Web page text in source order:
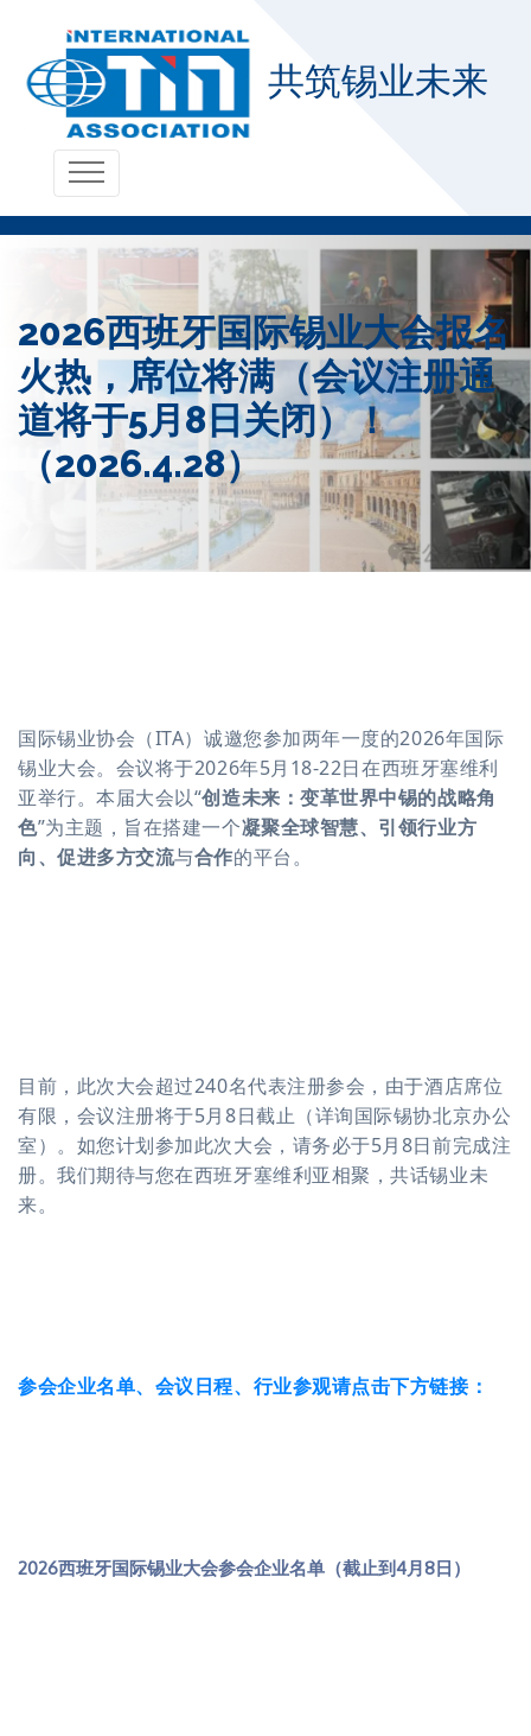
共筑锡业未来
2026西班牙国际锡业大会报名
火热，席位将满（会议注册通
道将于5月8日关闭）！
（2026.4.28）
国际锡业协会（ITA）诚邀您参加两年一度的2026年国际
锡业大会。会议将于2026年5月 18-22日在西班牙塞维利
亚举行。本届大会以“创造未来：变革世界中锡的战略角
色”为主题 ， 旨在搭建一个凝聚全球智慧、引领行业方
向、促进多方交流与合作的平台。
目前，此次大会超过240名代表注册参会，由于酒店席位
有限，会议注册将于5月8日截止（详询国际锡协北京办公
室）。如您计划参加此次大会，请务必于5月8日前完成注
册。我们期待与您在西班牙塞维利亚相聚，共话锡业未
来。
参会企业名单、会议日程、行业参观请点击下方链接：
2026西班牙国际锡业大会参会企业名单（截止到4月8日）